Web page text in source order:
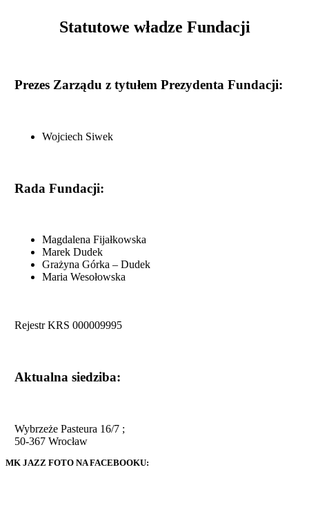
Statutowe władze Fundacji
Prezes Zarządu z tytułem Prezydenta Fundacji:
Wojciech Siwek
Rada Fundacji:
Magdalena Fijałkowska
Marek Dudek
Grażyna Górka – Dudek
Maria Wesołowska
Rejestr KRS 000009995
Aktualna siedziba:
Wybrzeże Pasteura 16/7 ;
50-367 Wrocław
MK JAZZ FOTO NA FACEBOOKU: